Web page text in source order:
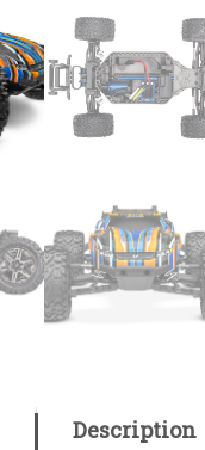
Description